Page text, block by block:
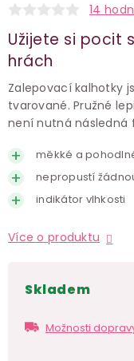
14
Užijete si pocit
hrách
Zalepovací kalhotky
tvarované. Pružné
není nutná následná
měkké a
nepropustí
indikátor vlhkosti
Více o produktu
skladem
Možnosti